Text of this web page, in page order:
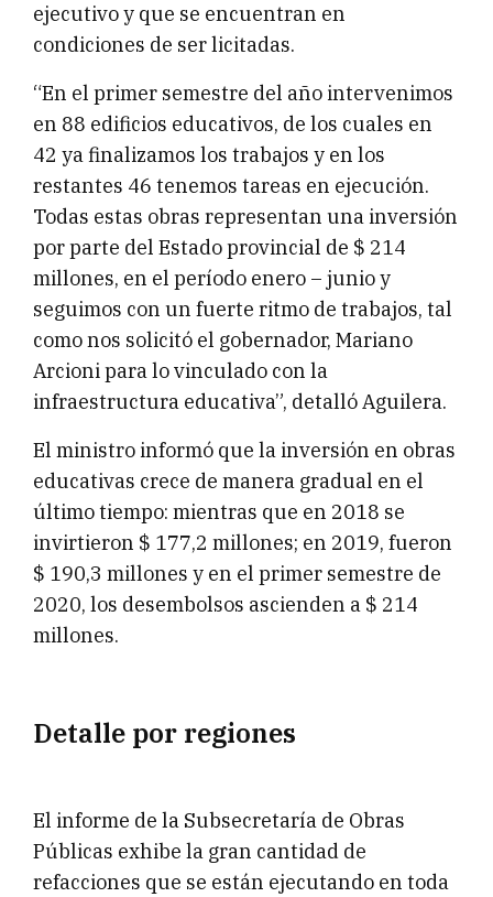
ejecutivo y que se encuentran en
condiciones de ser licitadas.
“En el primer semestre del año intervenimos
en 88 edificios educativos, de los cuales en
42 ya finalizamos los trabajos y en los
restantes 46 tenemos tareas en ejecución.
Todas estas obras representan una inversión
por parte del Estado provincial de $ 214
millones, en el período enero – junio y
seguimos con un fuerte ritmo de trabajos, tal
como nos solicitó el gobernador, Mariano
Arcioni para lo vinculado con la
infraestructura educativa”, detalló Aguilera.
El ministro informó que la inversión en obras
educativas crece de manera gradual en el
último tiempo: mientras que en 2018 se
invirtieron $ 177,2 millones; en 2019, fueron
$ 190,3 millones y en el primer semestre de
2020, los desembolsos ascienden a $ 214
millones.
Detalle por regiones
El informe de la Subsecretaría de Obras
Públicas exhibe la gran cantidad de
refacciones que se están ejecutando en toda